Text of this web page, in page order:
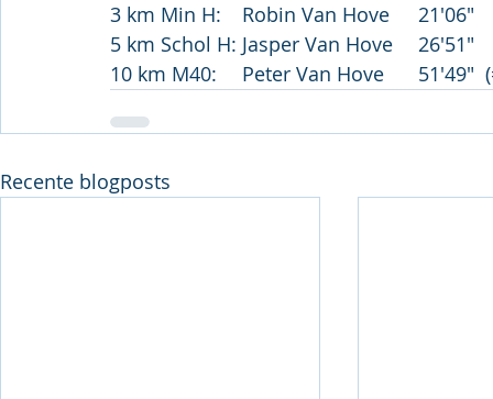
3 km Min H:	Robin Van Hove	21'06"
5 km Schol H:	Jasper Van Hove	26'51"
10 km M40:
Recente blogposts